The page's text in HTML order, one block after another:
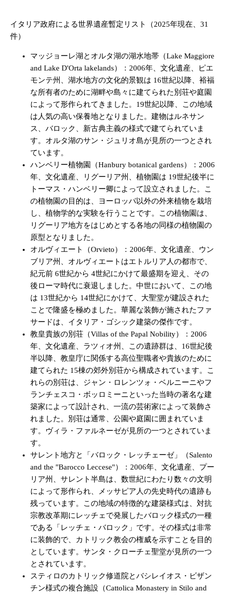
イタリア政府による世界遺産暫定リスト（2025年現在、31
件）
マッジョーレ湖とオルタ湖の湖水地帯（Lake Maggiore
and Lake D'Orta lakelands）：2006年、文化遺産、ピエ
モンテ州、湖水地方の文化的景観は 16世紀以降、裕福
な所有者のために湖畔や島々に建てられた別荘や庭園
によって形作られてきました。19世紀以降、この地域
は人気の高い保養地となりました。建物はルネサン
ス、バロック、新古典主義の様式で建てられていま
す。オルタ湖のサン・ジュリオ島が見所の一つとされ
ています。
ハンベリー植物園（Hanbury botanical gardens）：2006
年、文化遺産、リグーリア州、植物園は 19世紀後半に
トーマス・ハンベリー卿によって設立されました。こ
の植物園の目的は、ヨーロッパ以外の外来植物を栽培
し、植物学的な実験を行うことです。この植物園は、
リグーリア地方をはじめとする各地の同様の植物園の
原型となりました。
オルヴィエート（Orvieto）：2006年、文化遺産、ウン
ブリア州、オルヴィエートはエトルリア人の都市で、
紀元前 6世紀から 4世紀にかけて最盛期を迎え、その
後ローマ時代に衰退しました。中世において、この地
は 13世紀から 14世紀にかけて、大聖堂が建設された
ことで隆盛を極めました。華麗な装飾が施されたファ
サードは、イタリア・ゴシック建築の傑作です。
教皇貴族の別荘（Villas of the Papal Nobility）：2006
年、文化遺産、ラツィオ州、この遺跡群は、16世紀後
半以降、教皇庁に関係する高位聖職者や貴族のために
建てられた 15棟の郊外別荘から構成されています。こ
れらの別荘は、ジャン・ロレンツォ・ベルニーニやフ
ランチェスコ・ボッロミーニといった当時の著名な建
築家によって設計され、一流の芸術家によって装飾さ
れました。別荘は通常、公園や庭園に囲まれていま
す。ヴィラ・ファルネーゼが見所の一つとされていま
す。
サレント地方と「バロック・レッチェーゼ」（Salento
and the "Barocco Leccese"）：2006年、文化遺産、プー
リア州、サレント半島は、数世紀にわたり数々の文明
によって形作られ、メッサピア人の先史時代の遺跡も
残っています。この地域の特徴的な建築様式は、対抗
宗教改革期にレッチェで発展したバロック様式の一種
である「レッチェ・バロック」です。その様式は非常
に装飾的で、カトリック教会の権威を示すことを目的
としています。サンタ・クローチェ聖堂が見所の一つ
とされています。
スティロのカトリック修道院とバシレイオス・ビザン
チン様式の複合施設（Cattolica Monastery in Stilo and